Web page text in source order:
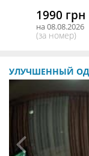
1990 грн
на 08.08.2026
(за номер)
УЛУЧШЕННЫЙ